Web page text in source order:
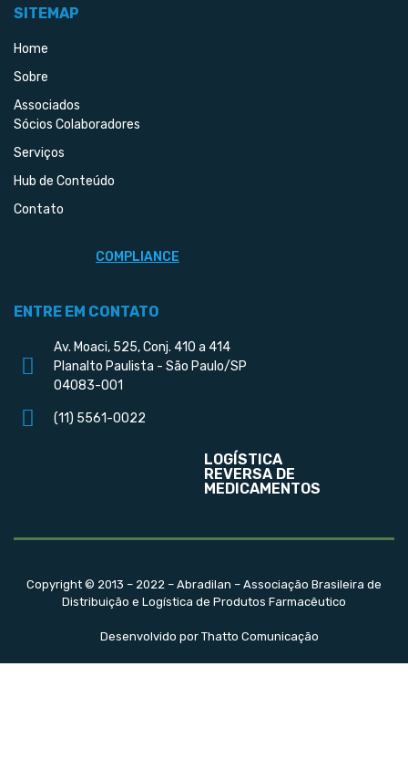
SITEMAP
Home
Sobre
Associados
Sócios Colaboradores
Serviços
Hub de Conteúdo
Contato
COMPLIANCE
ENTRE EM CONTATO
Av. Moaci, 525, Conj. 410 a 414
Planalto Paulista - São Paulo/SP
04083-001
(11) 5561-0022
LOGÍSTICA
REVERSA DE
MEDICAMENTOS
Copyright © 2013 – 2022 – Abradilan – Associação Brasileira de
Distribuição e Logística de Produtos Farmacêutico
Desenvolvido por Thatto Comunicação